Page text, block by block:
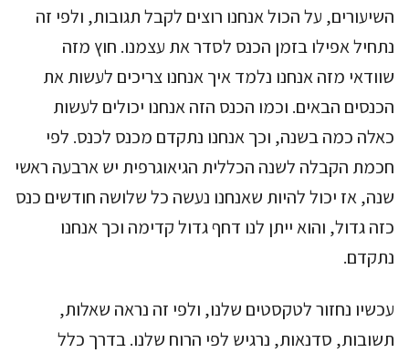
השיעורים, על הכול אנחנו רוצים לקבל תגובות, ולפי זה
נתחיל אפילו בזמן הכנס לסדר את עצמנו. חוץ מזה
שוודאי מזה אנחנו נלמד איך אנחנו צריכים לעשות את
הכנסים הבאים. וכמו הכנס הזה אנחנו יכולים לעשות
כאלה כמה בשנה, וכך אנחנו נתקדם מכנס לכנס. לפי
חכמת הקבלה לשנה הכללית הגיאוגרפית יש ארבעה ראשי
שנה, אז יכול להיות שאנחנו נעשה כל שלושה חודשים כנס
כזה גדול, והוא ייתן לנו דחף גדול קדימה וכך אנחנו
נתקדם.
עכשיו נחזור לטקסטים שלנו, ולפי זה נראה שאלות,
תשובות, סדנאות, נרגיש לפי הרוח שלנו. בדרך כלל